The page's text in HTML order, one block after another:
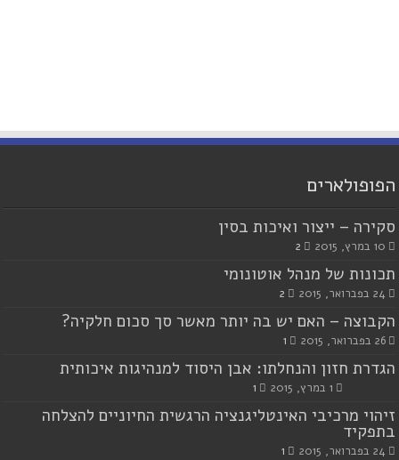
הפופולארים
סקירה – ייצור ואיכות בסין
10 במרץ, 2015 2
תכונות של מנהל אוטונומי
24 בפברואר, 2015 2
הקבוצה – האם יש בה יותר מאשר סך סכום חלקיה?
26 בפברואר, 2015 1
הגדרת חזון והנחלתו: אבן היסוד למנהיגות איכותית
1 במרץ, 2015 1
זיהוי מרכיבי האינטליגנציה הרגשית החיוניים להצלחה
בתפקיד
24 בפברואר, 2015 1